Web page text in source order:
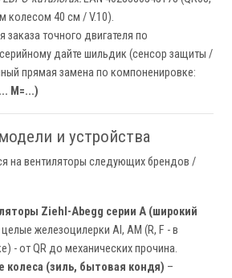
колесом 40 см / V.10).
заказа точного двигателя по
дайте шильдик (сенсор защиты /
прямая замена по компоненировке:
M=...)
и устройства
на вентиляторы следующих брендов /
Ziehl-Abegg серии A (широкий
целые железоцилерки AI, AM (R, F - в
- от QR до механических прочина.
колеса (зиль, бытовая кондя) –